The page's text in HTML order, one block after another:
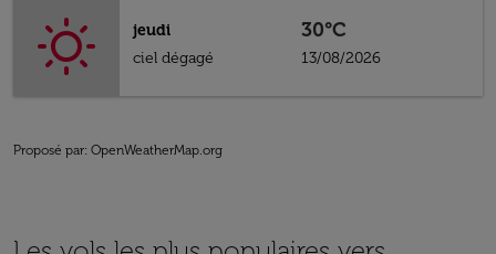
jeudi
ciel dégagé
30°C
13/08/2026
Proposé par: OpenWeatherMap.org